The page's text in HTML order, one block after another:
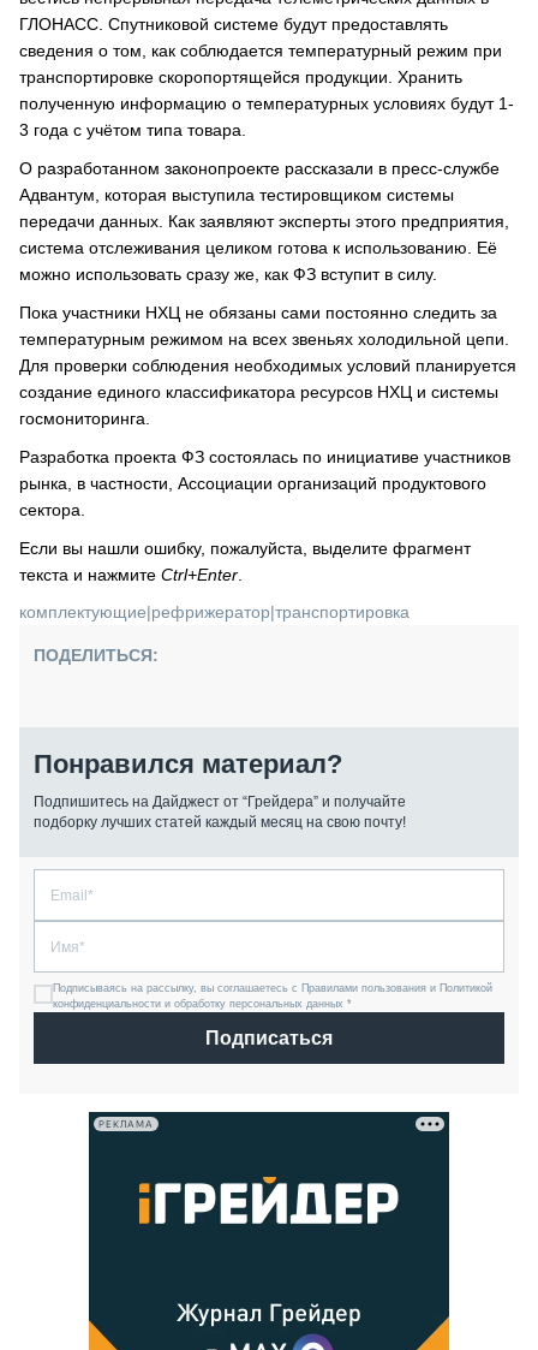
ГЛОНАСС. Спутниковой системе будут предоставлять
сведения о том, как соблюдается температурный режим при
транспортировке скоропортящейся продукции. Хранить
полученную информацию о температурных условиях будут 1-
3 года с учётом типа товара.
О разработанном законопроекте рассказали в пресс-службе
Адвантум, которая выступила тестировщиком системы
передачи данных. Как заявляют эксперты этого предприятия,
система отслеживания целиком готова к использованию. Её
можно использовать сразу же, как ФЗ вступит в силу.
Пока участники НХЦ не обязаны сами постоянно следить за
температурным режимом на всех звеньях холодильной цепи.
Для проверки соблюдения необходимых условий планируется
создание единого классификатора ресурсов НХЦ и системы
госмониторинга.
Разработка проекта ФЗ состоялась по инициативе участников
рынка, в частности, Ассоциации организаций продуктового
сектора.
Если вы нашли ошибку, пожалуйста, выделите фрагмент
текста и нажмите Ctrl+Enter
комплектующие|рефрижератор|транспортировка
ПОДЕЛИТЬСЯ:
Понравился материал?
Подпишитесь на Дайджест от “Грейдера” и получайте
подборку лучших статей каждый месяц на свою почту!
Подписываясь на рассылку, вы соглашаетесь с Правилами пользования и Политикой
конфиденциальности и обработку персональных данных *
Подписаться
РЕКЛАМА